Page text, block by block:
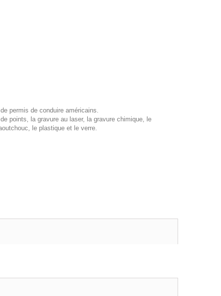
permis de conduire américains.
points, la gravure au laser, la gravure chimique, le
le plastique et le verre.